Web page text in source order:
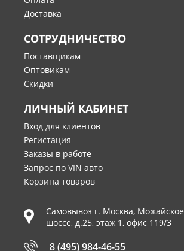
Доставка
СОТРУДНИЧЕСТВО
Поставщикам
Оптовикам
Скидки
ЛИЧНЫЙ КАБИНЕТ
Вход для клиентов
Регистация
Заказы в работе
Запрос по VIN авто
Корзина товаров
Самовывоз г. Москва, Можайское
шоссе, д.25, этаж 1, офис 119/3
8 (495) 984-46-55